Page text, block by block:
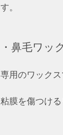
す。
・鼻毛ワッ
専用のワックス
粘膜を傷つけ